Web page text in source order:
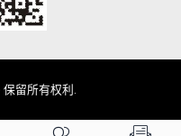
留所有权利.